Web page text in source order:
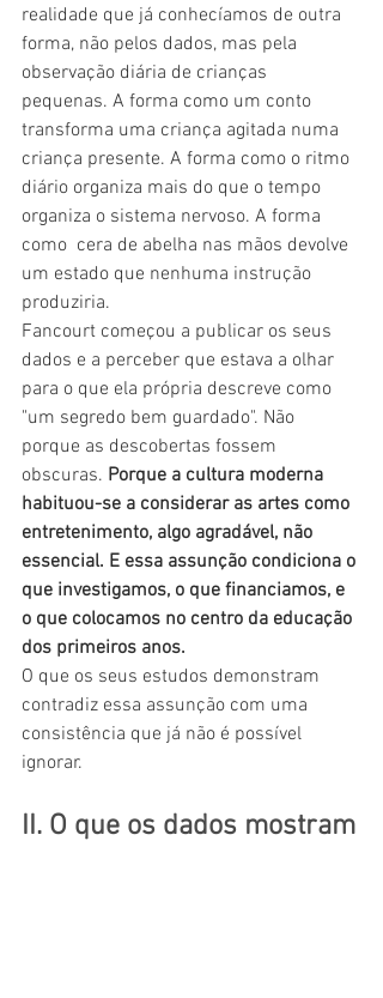
realidade que já conhecíamos de outra
forma, não pelos dados, mas pela
observação diária de crianças
pequenas. A forma como um conto
transforma uma criança agitada numa
criança presente. A forma como o ritmo
diário organiza mais do que o tempo
organiza o sistema nervoso. A forma
como  cera de abelha nas mãos devolve
um estado que nenhuma instrução
produziria.
Fancourt começou a publicar os seus
dados e a perceber que estava a olhar
para o que ela própria descreve como
"um segredo bem guardado". Não
porque as descobertas fossem
obscuras. Porque a cultura moderna
habituou-se a considerar as artes como
entretenimento, algo agradável, não
essencial. E essa assunção condiciona o
que investigamos, o que financiamos, e
o que colocamos no centro da educação
dos primeiros anos.
O que os seus estudos demonstram
contradiz essa assunção com uma
consistência que já não é possível
ignorar.
II. O que os dados mostram